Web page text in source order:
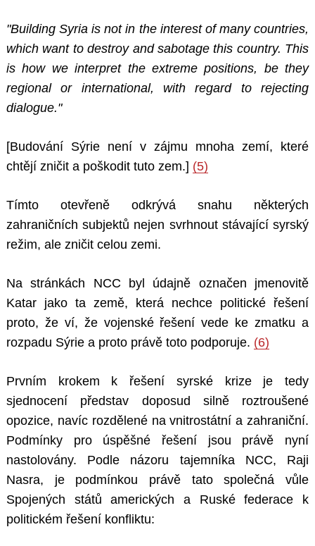
"Building Syria is not in the interest of many countries,
which want to destroy and sabotage this country. This
is how we interpret the extreme positions, be they
regional or international, with regard to rejecting
dialogue."
[Budování Sýrie není v zájmu mnoha zemí, které
chtějí zničit a poškodit tuto zem.] (5)
Tímto otevřeně odkrývá snahu některých
zahraničních subjektů nejen svrhnout stávající syrský
režim, ale zničit celou zemi.
Na stránkách NCC byl údajně označen jmenovitě
Katar jako ta země, která nechce politické řešení
proto, že ví, že vojenské řešení vede ke zmatku a
rozpadu Sýrie a proto právě toto podporuje. (6)
Prvním krokem k řešení syrské krize je tedy
sjednocení představ doposud silně roztroušené
opozice, navíc rozdělené na vnitrostátní a zahraniční.
Podmínky pro úspěšné řešení jsou právě nyní
nastolovány. Podle názoru tajemníka NCC, Raji
Nasra, je podmínkou právě tato společná vůle
Spojených států amerických a Ruské federace k
politickém řešení konfliktu: